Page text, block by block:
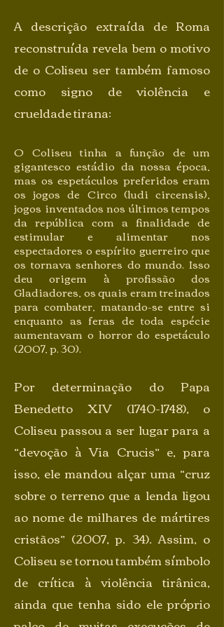
A descrição extraída de Roma
reconstruída revela bem o motivo
de o Coliseu ser também famoso
como signo de violência e
crueldade tirana:
O Coliseu tinha a função de um
gigantesco estádio da nossa época,
mas os espetáculos preferidos eram
os jogos de Circo (ludi circensis),
jogos inventados nos últimos tempos
da república com a finalidade de
estimular e alimentar nos
espectadores o espírito guerreiro que
os tornava senhores do mundo. Isso
deu origem à profissão dos
Gladiadores, os quais eram treinados
para combater, matando-se entre si
enquanto as feras de toda espécie
aumentavam o horror do espetáculo
(2007, p. 30).
Por determinação do Papa
Benedetto XIV (1740-1748), o
Coliseu passou a ser lugar para a
“devoção à Via Crucis” e, para
isso, ele mandou alçar uma “cruz
sobre o terreno que a lenda ligou
ao nome de milhares de mártires
cristãos” (2007, p. 34). Assim, o
Coliseu se tornou também símbolo
de crítica à violência tirânica,
ainda que tenha sido ele próprio